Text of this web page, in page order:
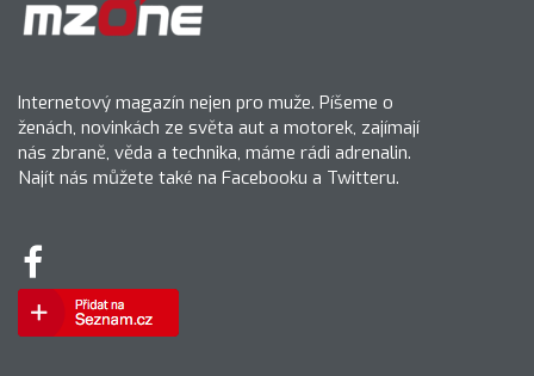
Internetový magazín nejen pro muže. Píšeme o
ženách, novinkách ze světa aut a motorek, zajímají
nás zbraně, věda a technika, máme rádi adrenalin.
Najít nás můžete také na Facebooku a Twitteru.